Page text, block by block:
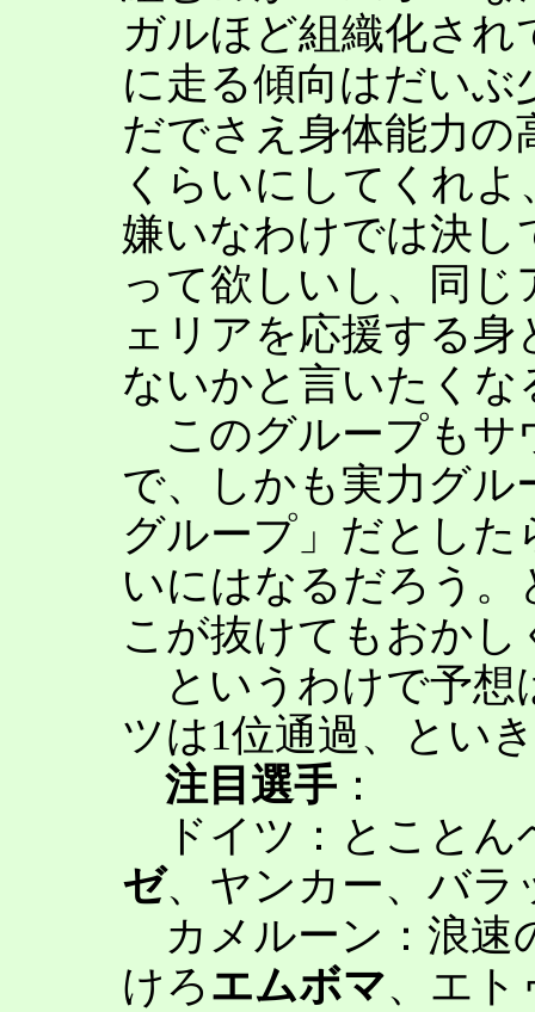
ガルほど組織化さ
に走る傾向はだい
だでさえ身体能力
くらいにしてくれ
嫌いなわけでは決
って欲しいし、同
ェリアを応援する
ないかと言いたくな
このグループもサ
で、しかも実力グル
グループ」だとし
いにはなるだろう
こが抜けてもおかし
というわけで予想
ツは1位通過、とい
注目選手：
ドイツ：とことん
ゼ、ヤンカー、バラ
カメルーン：浪速
けろ エムボマ、エト